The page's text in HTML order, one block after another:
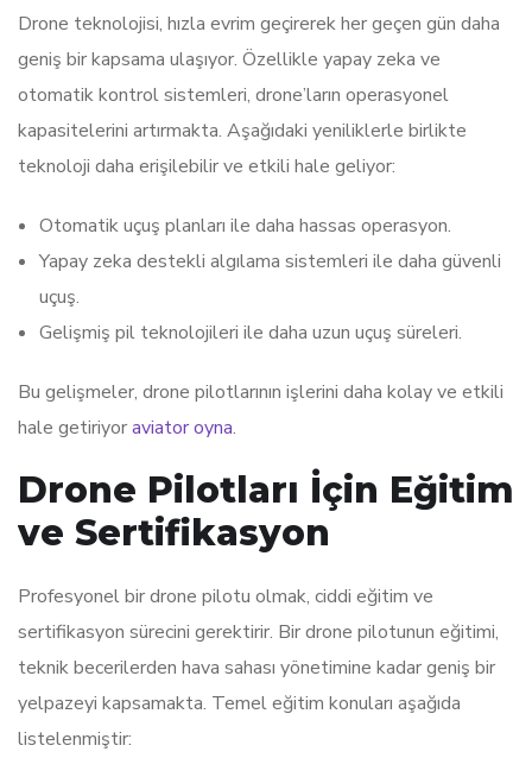
Drone teknolojisi, hızla evrim geçirerek her geçen gün daha
geniş bir kapsama ulaşıyor. Özellikle yapay zeka ve
otomatik kontrol sistemleri, drone’ların operasyonel
kapasitelerini artırmakta. Aşağıdaki yeniliklerle birlikte
teknoloji daha erişilebilir ve etkili hale geliyor:
Otomatik uçuş planları ile daha hassas operasyon.
Yapay zeka destekli algılama sistemleri ile daha güvenli
uçuş.
Gelişmiş pil teknolojileri ile daha uzun uçuş süreleri.
Bu gelişmeler, drone pilotlarının işlerini daha kolay ve etkili
hale getiriyoraviator oyna.
Drone Pilotları İçin Eğitim
ve Sertifikasyon
Profesyonel bir drone pilotu olmak, ciddi eğitim ve
sertifikasyon sürecini gerektirir. Bir drone pilotunun eğitimi,
teknik becerilerden hava sahası yönetimine kadar geniş bir
yelpazeyi kapsamakta. Temel eğitim konuları aşağıda
listelenmiştir: